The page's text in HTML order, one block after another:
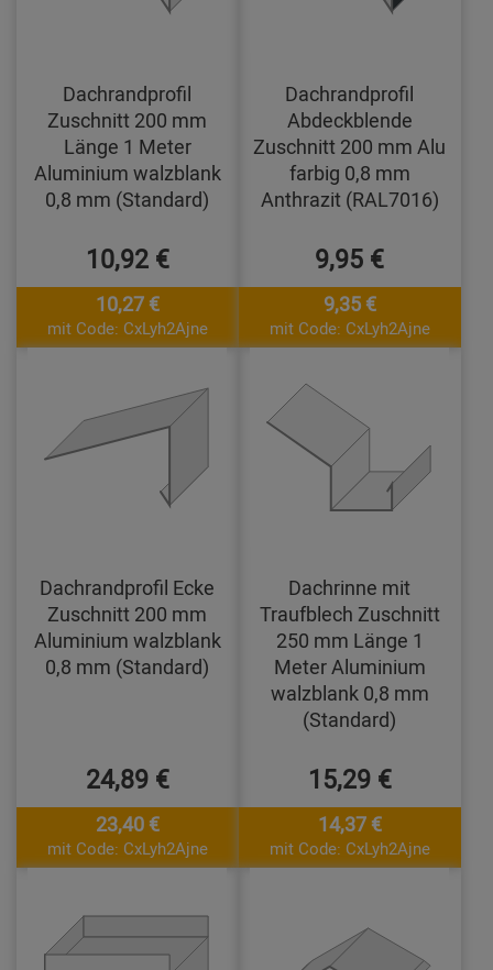
Dachrandprofil
Zuschnitt 200 mm
Länge 1 Meter
Aluminium walzblank
0,8 mm (Standard)
10,92 €
10,27 €
mit Code: CxLyh2Ajne
Dachrandprofil
Abdeckblende
Zuschnitt 200 mm Alu
farbig 0,8 mm
Anthrazit (RAL7016)
9,95 €
9,35 €
mit Code: CxLyh2Ajne
Dachrandprofil Ecke
Zuschnitt 200 mm
Aluminium walzblank
0,8 mm (Standard)
24,89 €
23,40 €
mit Code: CxLyh2Ajne
Dachrinne mit
Traufblech Zuschnitt
250 mm Länge 1
Meter Aluminium
walzblank 0,8 mm
(Standard)
15,29 €
14,37 €
mit Code: CxLyh2Ajne